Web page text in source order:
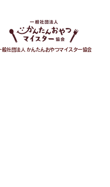
般社団法人 かんたんおやつマイスター協会